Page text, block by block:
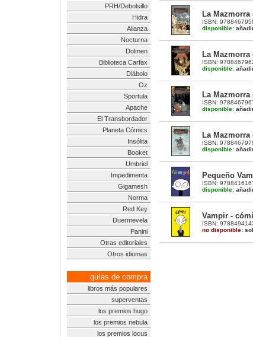
PRH/Debolsillo
Hidra
Alianza
Nocturna
Dolmen
Biblioteca Carfax
Diábolo
Oz
Sportula
Apache
El Transbordador
Planeta Cómics
Insólita
Booket
Umbriel
Impedimenta
Gigamesh
Norma
Red Key
Duermevela
Panini
Otras editoriales
Otros idiomas
guías de compra
libros más populares
superventas
los premios hugo
los premios nebula
los premios locus
La Mazmorra
ISBN:
disponible:
La Mazmorra
ISBN:
disponible:
La Mazmorra
ISBN:
disponible:
La Mazmorra
ISBN:
disponible:
Pequeño
ISBN:
disponible:
Vampir -
ISBN:
no disponible: